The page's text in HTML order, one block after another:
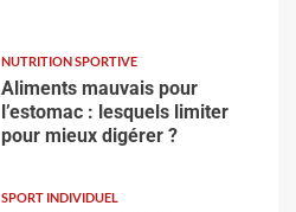
NUTRITION SPORTIVE
Aliments mauvais pour
l’estomac : lesquels limiter
pour mieux digérer ?
SPORT INDIVIDUEL